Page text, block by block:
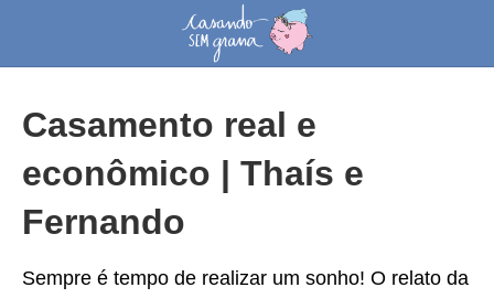
Casamento real e
econômico | Thaís e
Fernando
Sempre é tempo de realizar um sonho! O relato da